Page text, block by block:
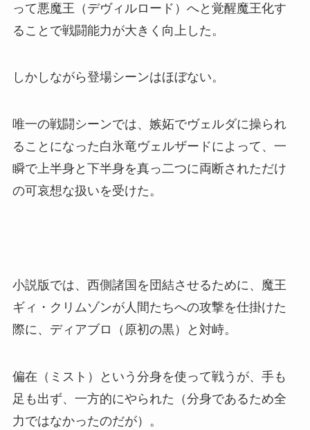
って悪魔王（デヴィルロード）へと覚醒魔王化す
ることで戦闘能力が大きく向上した。
しかしながら登場シーンはほぼない。
唯一の戦闘シーンでは、嫉妬でヴェルダに操られ
ることになった白氷竜ヴェルザードによって、一
瞬で上半身と下半身を真っ二つに両断されただけ
の可哀想な扱いを受けた。
小説版では、西側諸国を団結させるために、魔王
ギィ・クリムゾンが人間たちへの攻撃を仕掛けた
際に、ディアブロ（原初の黒）と対峙。
偏在（ミスト）という分身を使って戦うが、手も
足も出ず、一方的にやられた（分身であるため全
力ではなかったのだが）。